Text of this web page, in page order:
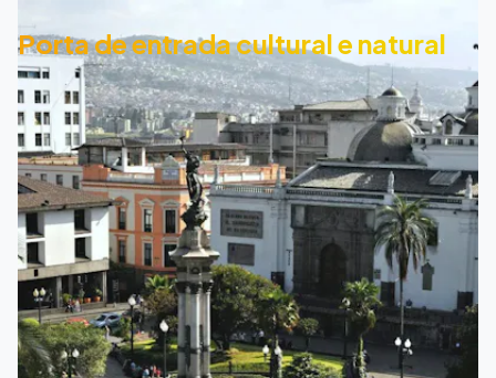
Porta de entrada cultural e natural